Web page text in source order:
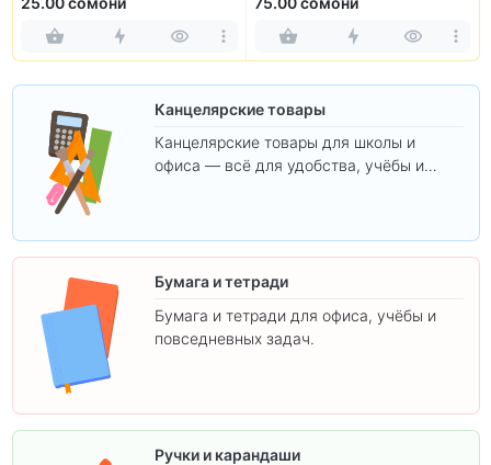
Канцелярские товары
Канцелярские товары для школы и
офиса — всё для удобства, учёбы и
Бумага и тетради
Бумага и тетради для офиса, учёбы и
повседневных задач.
Ручки и карандаши